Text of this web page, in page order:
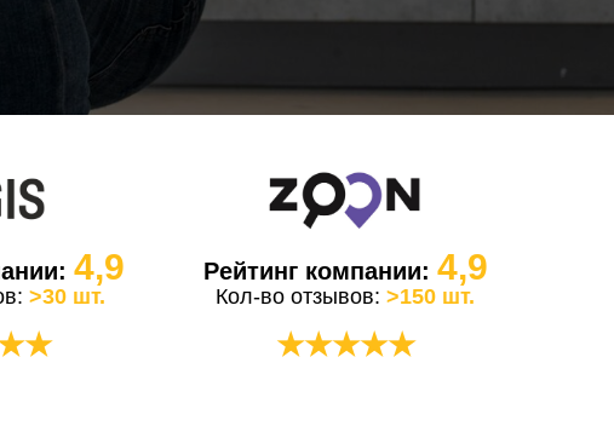
4,9
>30 шт.
Рейтинг компании: 4,9
Кол-во отзывов: >150 шт.
★★★★★